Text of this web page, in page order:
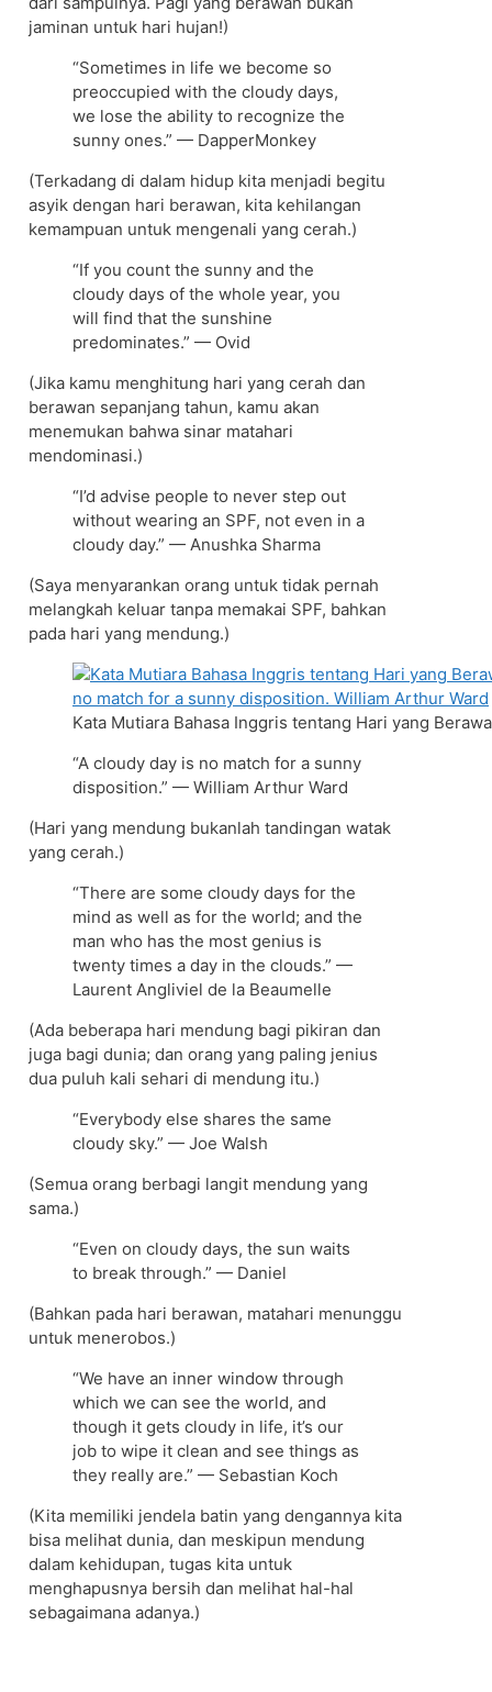
jaminan untuk hari hujan!)
“Sometimes in life we become so
preoccupied with the cloudy days,
we lose the ability to recognize the
sunny ones.” — DapperMonkey
(Terkadang di dalam hidup kita menjadi begitu
asyik dengan hari berawan, kita kehilangan
kemampuan untuk mengenali yang cerah.)
“If you count the sunny and the
cloudy days of the whole year, you
will find that the sunshine
predominates.” — Ovid
(Jika kamu menghitung hari yang cerah dan
berawan sepanjang tahun, kamu akan
menemukan bahwa sinar matahari
mendominasi.)
“I’d advise people to never step out
without wearing an SPF, not even in a
cloudy day.” — Anushka Sharma
(Saya menyarankan orang untuk tidak pernah
melangkah keluar tanpa memakai SPF, bahkan
pada hari yang mendung.)
Kata Mutiara Bahasa Inggris tentang Hari yang
“A cloudy day is no match for a sunny
disposition.” — William Arthur Ward
(Hari yang mendung bukanlah tandingan watak
yang cerah.)
“There are some cloudy days for the
mind as well as for the world; and the
man who has the most genius is
twenty times a day in the clouds.” —
Laurent Angliviel de la Beaumelle
(Ada beberapa hari mendung bagi pikiran dan
juga bagi dunia; dan orang yang paling jenius
dua puluh kali sehari di mendung itu.)
“Everybody else shares the same
cloudy sky.” — Joe Walsh
(Semua orang berbagi langit mendung yang
sama.)
“Even on cloudy days, the sun waits
to break through.” — Daniel
(Bahkan pada hari berawan, matahari menunggu
untuk menerobos.)
“We have an inner window through
which we can see the world, and
though it gets cloudy in life, it’s our
job to wipe it clean and see things as
they really are.” — Sebastian Koch
(Kita memiliki jendela batin yang dengannya kita
bisa melihat dunia, dan meskipun mendung
dalam kehidupan, tugas kita untuk
menghapusnya bersih dan melihat hal-hal
sebagaimana adanya.)